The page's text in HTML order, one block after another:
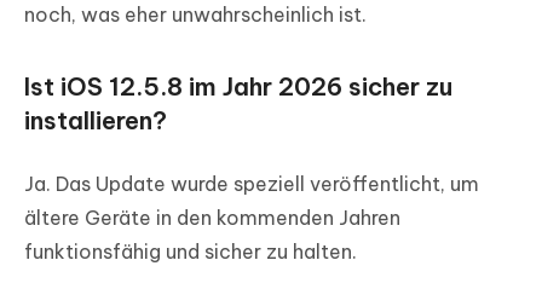
noch, was eher unwahrscheinlich ist.
Ist iOS 12.5.8 im Jahr 2026 sicher zu
installieren?
Ja. Das Update wurde speziell veröffentlicht, um
ältere Geräte in den kommenden Jahren
funktionsfähig und sicher zu halten.